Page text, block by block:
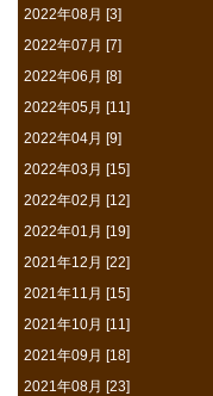
2022年08月 [3]
2022年07月 [7]
2022年06月 [8]
2022年05月 [11]
2022年04月 [9]
2022年03月 [15]
2022年02月 [12]
2022年01月 [19]
2021年12月 [22]
2021年11月 [15]
2021年10月 [11]
2021年09月 [18]
2021年08月 [23]